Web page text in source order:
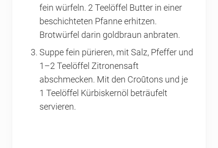
fein würfeln. 2 Teelöffel Butter in einer
beschichteten Pfanne erhitzen.
Brotwürfel darin goldbraun anbraten.
Suppe fein pürieren, mit Salz, Pfeffer und
1–2 Teelöffel Zitronensaft
abschmecken. Mit den Croûtons und je
1 Teelöffel Kürbiskernöl beträufelt
servieren.